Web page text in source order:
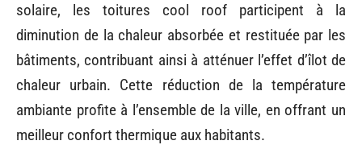
solaire, les toitures cool roof participent à la
diminution de la chaleur absorbée et restituée par les
bâtiments, contribuant ainsi à atténuer l’effet d’îlot de
chaleur urbain. Cette réduction de la température
ambiante profite à l’ensemble de la ville, en offrant un
meilleur confort thermique aux habitants.